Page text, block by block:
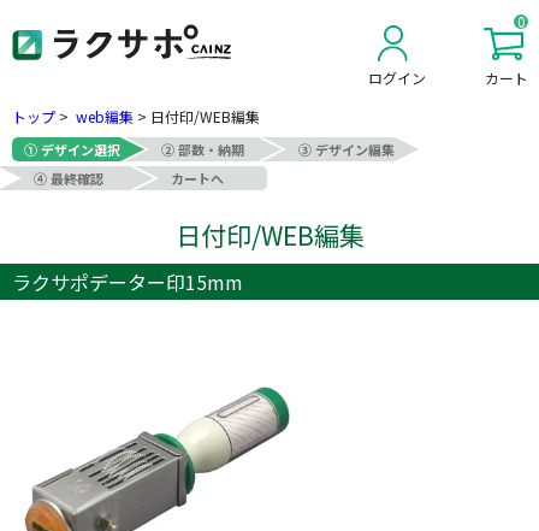
ログイン
0
カート
トップ > web編集 > 日付印/WEB編集
① デザイン選択 ② 部数・納期
③ デザイン編集
④ 最終確認
カートへ
日付印/WEB編集
ラクサポデーター印15mm